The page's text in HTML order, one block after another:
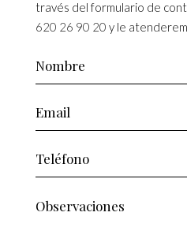
través del formulario de
620 26 90 20 y le